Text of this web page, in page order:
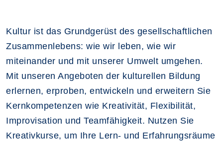
Kultur ist das Grundgerüst des gesellschaftlichen
Zusammenlebens: wie wir leben, wie wir
miteinander und mit unserer Umwelt umgehen.
Mit unseren Angeboten der kulturellen Bildung
erlernen, erproben, entwickeln und erweitern Sie
Kernkompetenzen wie Kreativität, Flexibilität,
Improvisation und Teamfähigkeit. Nutzen Sie
Kreativkurse, um Ihre Lern- und Erfahrungsräume